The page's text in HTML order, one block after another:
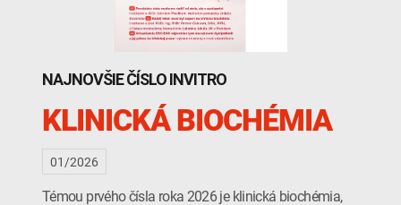
INTOLERANCIA POTRAVÍN Lymská borelióza
NAJNOVŠIE ČÍSLO INVITRO
KLINICKÁ BIOCHÉMIA
01/2026
Témou prvého čísla roka 2026 je klinická biochémia,